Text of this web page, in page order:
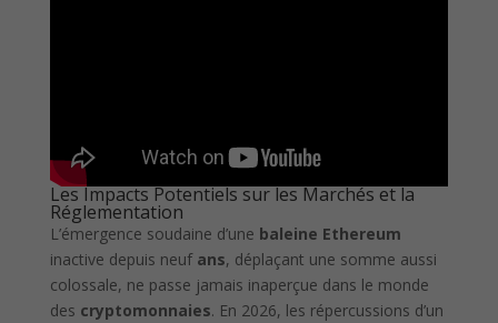
Les Impacts Potentiels sur les Marchés et la
Réglementation
L’émergence soudaine d’une baleine Ethereum
inactive depuis neuf ans, déplaçant une somme aussi
colossale, ne passe jamais inaperçue dans le monde
des cryptomonnaies. En 2026, les répercussions d’un